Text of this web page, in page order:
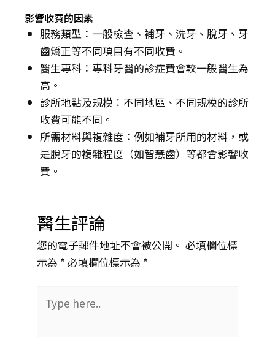
影響收費的因素
服務類型：一般檢查、補牙、洗牙、脫牙、牙
齒矯正等不同項目有不同收費。
醫生專科：專科牙醫的診症費會較一般醫生為
高。
診所地點及規模：不同地區、不同規模的診所
收費可能不同。
所需材料與複雜度：例如補牙所用的材料，或
是脫牙的複雜程度（如智慧齒）等都會影響收
費。
醫生評論
您的電子郵件地址不會被公開。 必填欄位標
示為 * 必填欄位標示為 *
here..